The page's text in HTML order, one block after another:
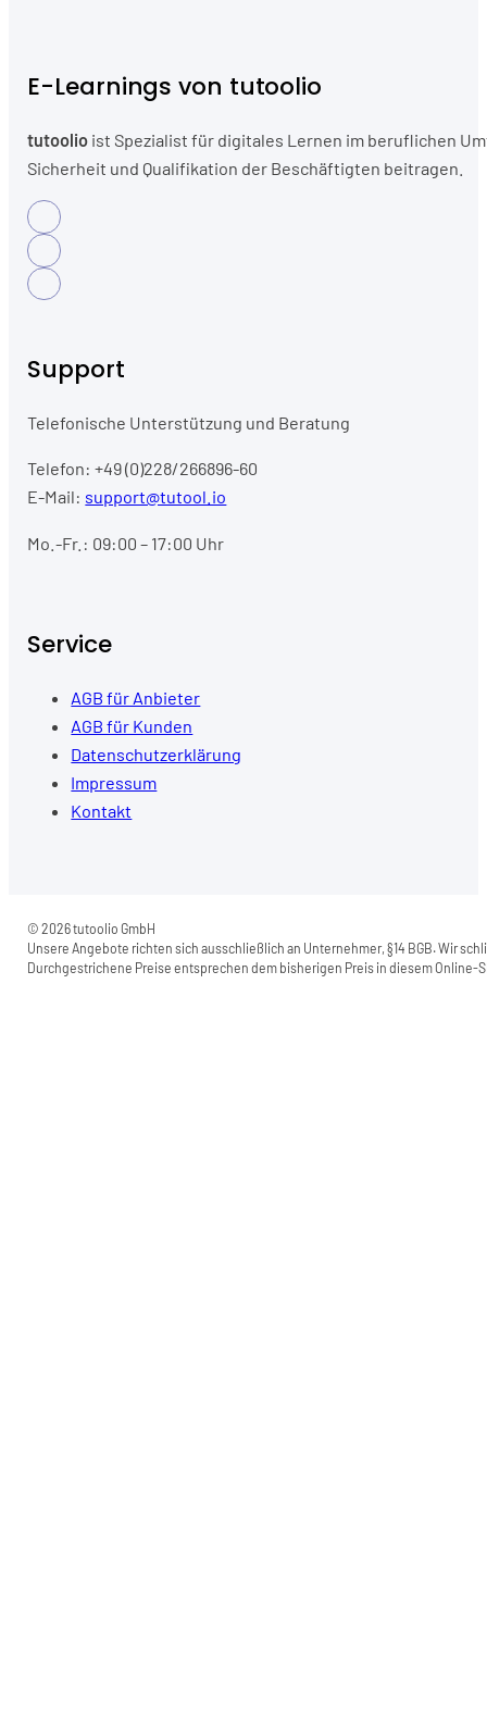
E-Learnings von tutoolio
tutoolio ist Spezialist für digitales Lernen im beruflichen
Sicherheit und Qualifikation der Beschäftigten beitragen.
Support
Telefonische Unterstützung und Beratung
Telefon: +49 (0)228/266896-60
E-Mail: support@tutool.io
Mo.-Fr.: 09:00 – 17:00 Uhr
Service
AGB für Anbieter
AGB für Kunden
Datenschutzerklärung
Impressum
Kontakt
© 2026 tutoolio GmbH
Unsere Angebote richten sich ausschließlich an Unternehmer, §14 BGB. Wir
Durchgestrichene Preise entsprechen dem bisherigen Preis in diesem